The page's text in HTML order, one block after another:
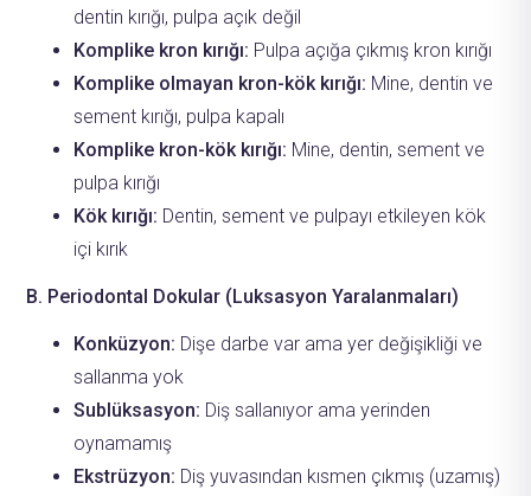
dentin kırığı, pulpa açık değil
Komplike kron kırığı: Pulpa açığa çıkmış kron kırığı
Komplike olmayan kron-kök kırığı: Mine, dentin ve
sement kırığı, pulpa kapalı
Komplike kron-kök kırığı: Mine, dentin, sement ve
pulpa kırığı
Kök kırığı: Dentin, sement ve pulpayı etkileyen kök
içi kırık
B. Periodontal Dokular (Luksasyon Yaralanmaları)
Konküzyon: Dişe darbe var ama yer değişikliği ve
sallanma yok
Sublüksasyon: Diş sallanıyor ama yerinden
oynamamış
Ekstrüzyon: Diş yuvasından kısmen çıkmış (uzamış)